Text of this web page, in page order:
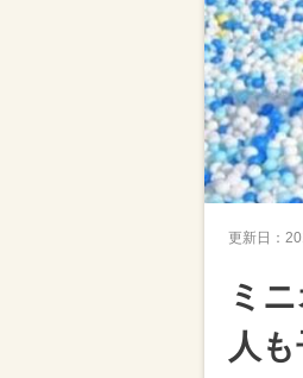
更新日：
ミ
人